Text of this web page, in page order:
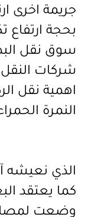
جريمة اخرى
بحجة ارتفاع
سوق نقل
شركات النقل
اهمية نقل
النمرة
الذي نعيشه
كما يعتقد
وضعت